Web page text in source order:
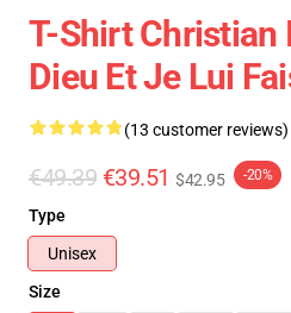
T-Shirt Christian
Dieu Et Je Lui
(13 customer reviews)
€49.39 €39.51 $42.95 -20%
Type
Unisex
Size